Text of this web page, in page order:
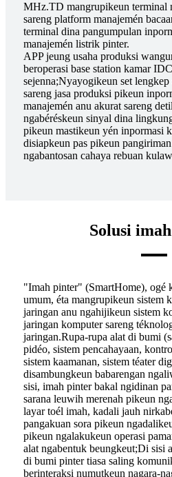
MHz.TD mangrupikeun terminal
sareng platform manajemén
terminal dina pangumpulan
manajemén listrik pinter.
APP jeung usaha produksi
beroperasi base station kamar
sejenna;Nyayogikeun set lengkep
sareng jasa produksi pikeun
manajemén anu akurat sareng
ngabéréskeun sinyal dina
pikeun mastikeun yén inpormasi
disiapkeun pas pikeun
ngabantosan cahaya rebuan
Solusi
"Imah pinter" (SmartHome), ogé
umum, éta mangrupikeun sistem
jaringan anu ngahijikeun sistem
jaringan komputer sareng
jaringan.Rupa-rupa alat di bumi
pidéo, sistem pencahayaan,
sistem kaamanan, sistem téater
disambungkeun babarengan
sisi, imah pinter bakal ngidinan
sarana leuwih merenah pikeun
layar toél imah, kadali jauh
pangakuan sora pikeun
pikeun ngalakukeun operasi
alat ngabentuk beungkeut;Di sisi
di bumi pinter tiasa saling
berinteraksi numutkeun nagara-